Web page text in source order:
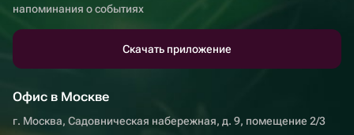
напоминания о событиях
Скачать приложение
Офис в Москве
г. Москва, Садовническая набережная, д. 9, помещение 2/3